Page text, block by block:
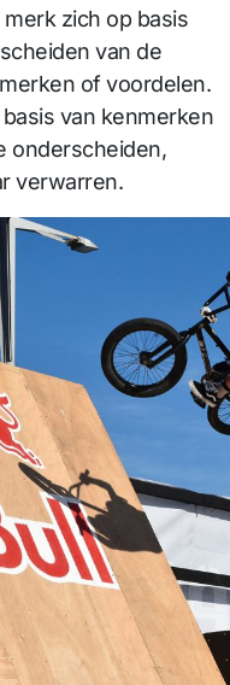
zich op basis
van de
of voordelen.
van kenmerken
onderscheiden,
verwarren.